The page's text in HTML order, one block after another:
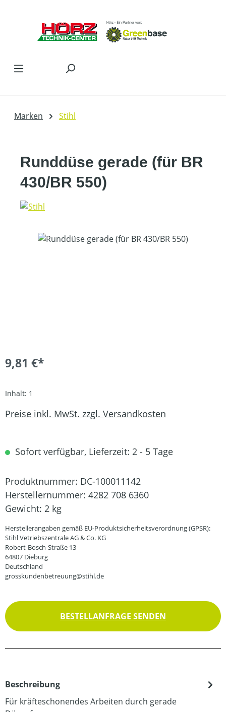
Marken Stihl
Runddüse gerade (für BR
430/BR 550)
Bildergalerie überspringen
9,81 €*
Inhalt: 1
Preise inkl. MwSt. zzgl. Versandkosten
Sofort verfügbar, Lieferzeit: 2 - 5 Tage
Produktnummer: DC-100011142
Herstellernummer: 4282 708 6360
Gewicht: 2 kg
Herstellerangaben gemäß EU-Produktsicherheitsverordnung (GPSR):
Stihl Vetriebszentrale AG & Co. KG
Robert-Bosch-Straße 13
64807 Dieburg
Deutschland
grosskundenbetreuung@stihl.de
BESTELLANFRAGE SENDEN
Beschreibung
Für kräfteschonendes Arbeiten durch gerade